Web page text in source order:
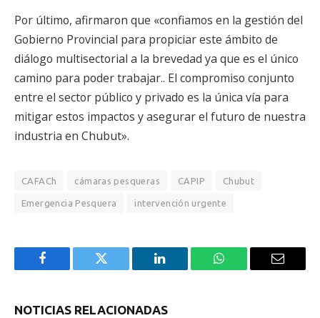
Por último, afirmaron que «confiamos en la gestión del
Gobierno Provincial para propiciar este ámbito de
diálogo multisectorial a la brevedad ya que es el único
camino para poder trabajar.. El compromiso conjunto
entre el sector público y privado es la única vía para
mitigar estos impactos y asegurar el futuro de nuestra
industria en Chubut».
CAFACh cámaras pesqueras CAPIP Chubut
Emergencia Pesquera intervención urgente
Facebook Twitter LinkedIn WhatsApp Email
NOTICIAS RELACIONADAS